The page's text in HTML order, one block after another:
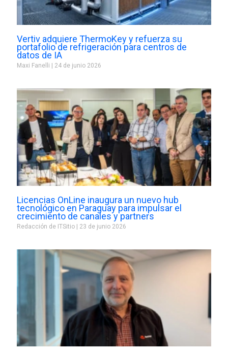
Vertiv adquiere ThermoKey y refuerza su
portafolio de refrigeración para centros de
datos de IA
Maxi Fanelli 24 de junio 2026
Licencias OnLine inaugura un nuevo hub
tecnológico en Paraguay para impulsar el
crecimiento de canales y partners
Redacción de ITSitio 23 de junio 2026